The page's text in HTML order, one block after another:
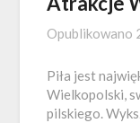
Opublikowano
Piła jest
Wielkopolski,
pilskiego.